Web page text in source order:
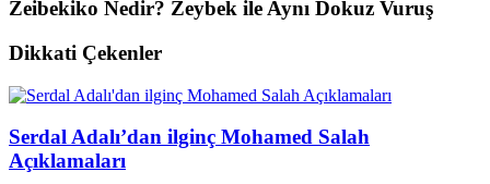
Zeibekiko Nedir? Zeybek ile Aynı Dokuz Vuruş
Dikkati Çekenler
Serdal Adalı’dan ilginç Mohamed Salah
Açıklamaları